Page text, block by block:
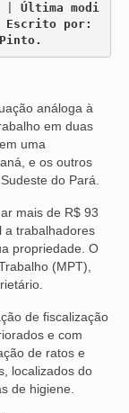
| Última modi
Escrito por:
análoga à
em duas
uma
e os outros
do Pará.
mais de R$ 93
a trabalhadores
propriedade. O
(MPT),
de fiscalização
e com
de ratos e
localizados do
de higiene.